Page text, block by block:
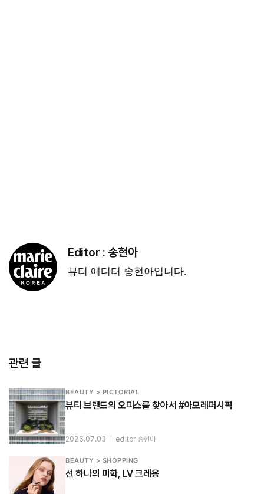
Editor : 송현아
뷰티 에디터 송현아입니다.
관련 글
BEAUTY > PICTORIAL
뷰티 브랜드의 오피스를 찾아서 #아모레퍼시픽
2026.07.03 editor 송현아
BEAUTY > SHOPPING
선 하나의 미학, LV 크레용